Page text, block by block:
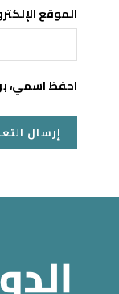
الموقع
احفظ اسمي،